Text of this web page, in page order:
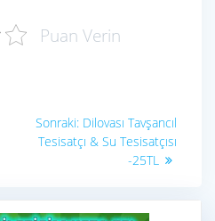
Puan Verin
Sonraki: Sonraki
yazı:
Dilovası Tavşancıl
Tesisatçı & Su Tesisatçısı
-25TL